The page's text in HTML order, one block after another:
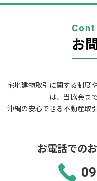
ー
お
宅地建物取引に関する制度
は、当協会ま
沖縄の安心できる不動産取
お電話での